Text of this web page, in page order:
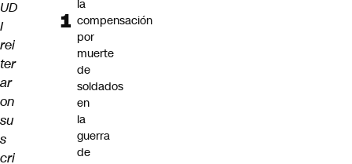
UD
I
rei
ter
ar
on
su
s
cri
la
compensación
por
muerte
de
soldados
en
la
guerra
de